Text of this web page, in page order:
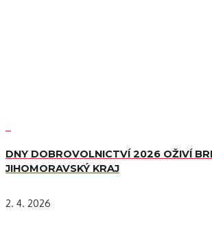
DNY DOBROVOLNICTVÍ 2026 OŽIVÍ
JIHOMORAVSKÝ KRAJ
2. 4. 2026